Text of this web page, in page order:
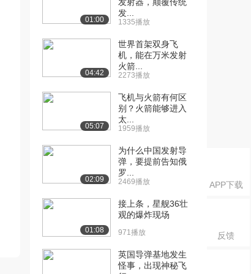
APP下载
反馈
01:00
发...
1335播放
04:42
世界首架双身飞
机，能在万米发射
火箭...
2273播放
05:07
飞机与火箭有何区
别？火箭能够进入
太...
1959播放
02:09
为什么中国发射导
弹，要提前告知俄
罗...
2469播放
01:08
接上条，星舰36壮
观的爆炸现场
971播放
英国导弹基地发生
怪事，出现神秘飞